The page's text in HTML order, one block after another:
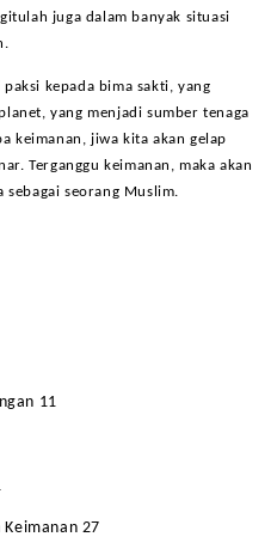
juga dalam banyak situasi
kepada bima sakti, yang
yang menjadi sumber tenaga
keimanan, jiwa kita akan gelap
Terganggu keimanan, maka akan
seorang Muslim.
11
Keimanan 27